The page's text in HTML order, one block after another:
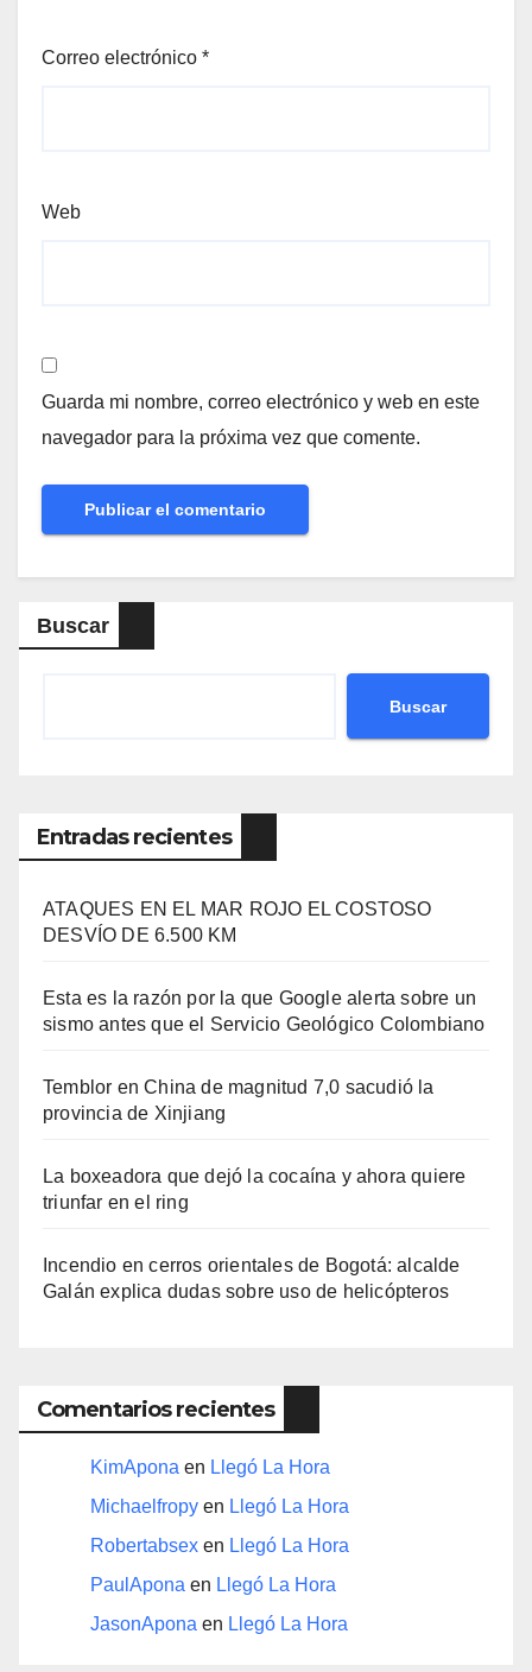
Correo electrónico *
Web
Guarda mi nombre, correo electrónico y web en este
navegador para la próxima vez que comente.
Buscar
Buscar
Entradas recientes
ATAQUES EN EL MAR ROJO EL COSTOSO
DESVÍO DE 6.500 KM
Esta es la razón por la que Google alerta sobre un
sismo antes que el Servicio Geológico Colombiano
Temblor en China de magnitud 7,0 sacudió la
provincia de Xinjiang
La boxeadora que dejó la cocaína y ahora quiere
triunfar en el ring​
Incendio en cerros orientales de Bogotá: alcalde
Galán explica dudas sobre uso de helicópteros
Comentarios recientes
KimApona en Llegó La Hora
Michaelfropy en Llegó La Hora
Robertabsex en Llegó La Hora
PaulApona en Llegó La Hora
JasonApona en Llegó La Hora